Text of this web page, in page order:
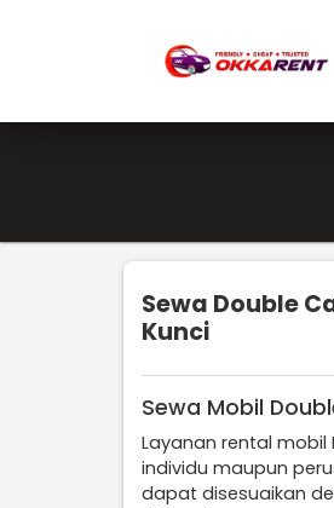
Sewa Double
Kunci
Sewa Mobil
Layanan rental mobil
individu maupun
dapat disesuaikan